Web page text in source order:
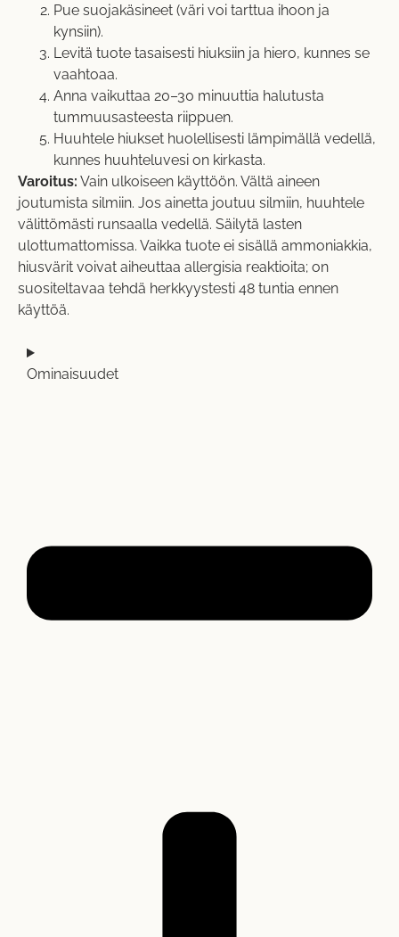
Pue suojakäsineet (väri voi tarttua ihoon ja
kynsiin).
Levitä tuote tasaisesti hiuksiin ja hiero, kunnes se
vaahtoaa.
Anna vaikuttaa 20–30 minuuttia halutusta
tummuusasteesta riippuen.
Huuhtele hiukset huolellisesti lämpimällä vedellä,
kunnes huuhteluvesi on kirkasta.
Varoitus: Vain ulkoiseen käyttöön. Vältä aineen
joutumista silmiin. Jos ainetta joutuu silmiin, huuhtele
välittömästi runsaalla vedellä. Säilytä lasten
ulottumattomissa. Vaikka tuote ei sisällä ammoniakkia,
hiusvärit voivat aiheuttaa allergisia reaktioita; on
suositeltavaa tehdä herkkyystesti 48 tuntia ennen
käyttöä.
Ominaisuudet